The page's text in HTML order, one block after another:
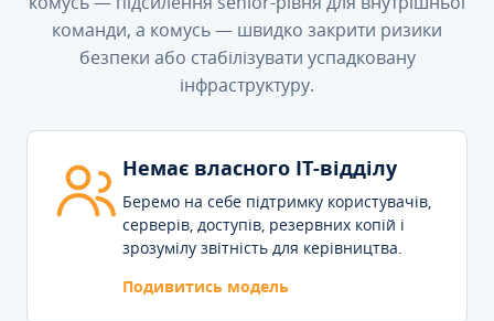
команди, а комусь — швидко закрити ризики
безпеки або стабілізувати успадковану
інфраструктуру.
Немає власного IT-відділу
Беремо на себе підтримку користувачів,
серверів, доступів, резервних копій і
зрозумілу звітність для керівництва.
Подивитись модель